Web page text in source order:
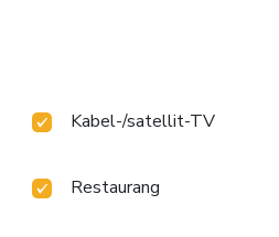
Kabel-/satellit-TV
Restaurang